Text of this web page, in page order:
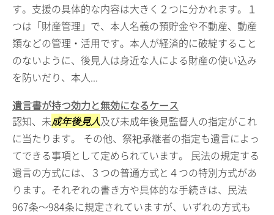
す。支援の具体的な内容は大きく２つに分かれます。１
つは「財産管理」で、本人名義の預貯金や不動産、動産
類などの管理・活用です。本人が経済的に破綻すること
のないように、後見人は身近な人による財産の使い込み
を防いだり、本人...
遺言書が持つ効力と無効になるケース
認知、未成年後見人及び未成年後見監督人の指定がこれ
に当たります。 その他、祭祀承継者の指定も遺言によっ
てできる事項として定められています。 民法の規定する
遺言の方式には、３つの普通方式と４つの特別方式があ
ります。それぞれの書き方や具体的な手続きは、民法
967条～984条に規定されていますが、いずれの方式も